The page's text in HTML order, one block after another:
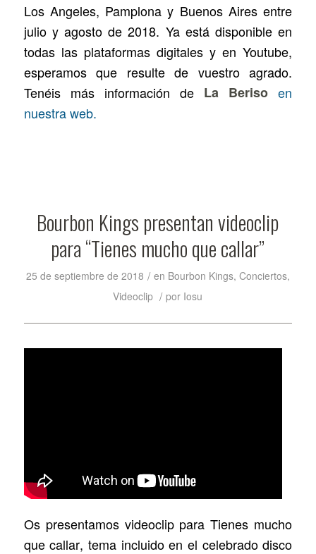
Los Angeles, Pamplona y Buenos Aires entre
julio y agosto de 2018. Ya está disponible en
todas las plataformas digitales y en Youtube,
esperamos que resulte de vuestro agrado.
Tenéis más información de La Beriso en
nuestra web.
Bourbon Kings presentan videoclip
para “Tienes mucho que callar”
25 de septiembre de 2018 / en Bourbon Kings, Conciertos,
Videoclip / por Iosu
Os presentamos videoclip paraTienes mucho
que callar, tema incluido en el celebrado disco